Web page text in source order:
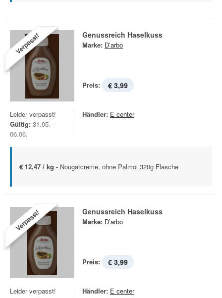
Verpasst! Genussreich Haselkuss
Marke: D’arbo
Preis: € 3,99
Leider verpasst!
Gültig: 31.05. -
06.06.
Händler: E center
€ 12,47 / kg - Nougatcreme, ohne Palmöl 320g Flasche
Verpasst! Genussreich Haselkuss
Marke: D’arbo
Preis: € 3,99
Leider verpasst!
Händler: E center